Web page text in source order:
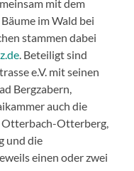
mit dem
im Wald bei
stammen dabei
. Beteiligt sind
e.V. mit seinen
Bergzabern,
auch die
Otterberg,
und die
einen oder zwei